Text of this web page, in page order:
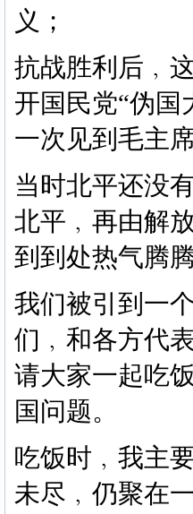
义；
抗战胜利后﹐
开国民党“伪国
一次见到毛主
当时北平还没
北平﹐再由解
到到处热气腾腾
我们被引到一
们﹐和各方代
请大家一起吃
国问题。
吃饭时﹐我主
未尽﹐仍聚在